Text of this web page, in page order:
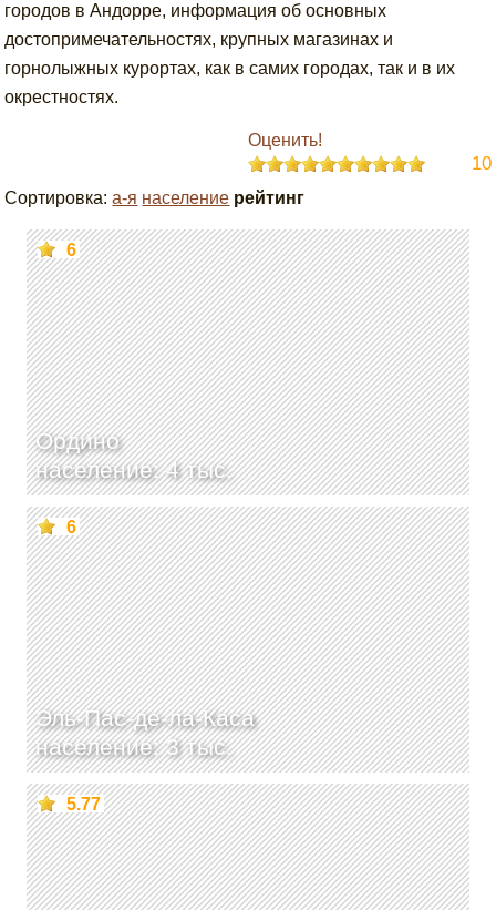
городов в Андорре, информация об основных
достопримечательностях, крупных магазинах и
горнолыжных курортах, как в самих городах, так и в их
окрестностях.
Оценить!
10
Сортировка:а-я население рейтинг
Ордино
население: 4 тыс.
6
Эль-Пас-де-ла-Каса
население: 3 тыс.
6
5.77